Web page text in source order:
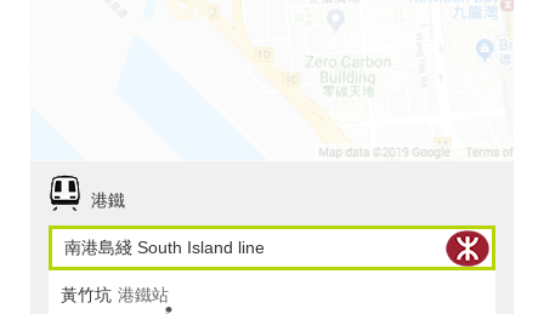
港鐵
南港島綫 South Island line
黃竹坑 港鐵站